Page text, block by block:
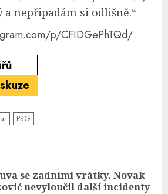
nepřipadám si odlišně.“
p/CFIDGePhTQd/
PSG
se zadními vrátky. Novak
nevyloučil další incidenty